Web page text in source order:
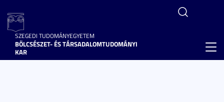
SZEGEDI TUDOMÁNYEGYETEM
BÖLCSÉSZET- ÉS TÁRSADALOMTUDOMÁNYI
KAR